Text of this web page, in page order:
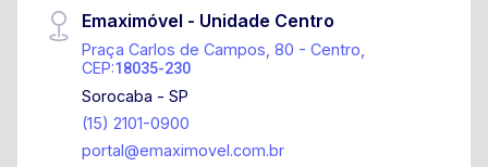
Emaximóvel - Unidade Centro
Praça Carlos de Campos, 80 - Centro,
CEP:18035-230
Sorocaba - SP
(15) 2101-0900
portal@emaximovel.com.br